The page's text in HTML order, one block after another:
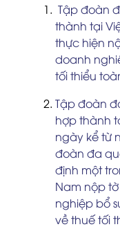
Tập đoàn
thành tại
thực hiện
doanh
tối thiểu
Tập đoàn
hợp thành
ngày kể từ
đoàn đa
định một
Nam nộp
nghiệp bổ
về thuế tối